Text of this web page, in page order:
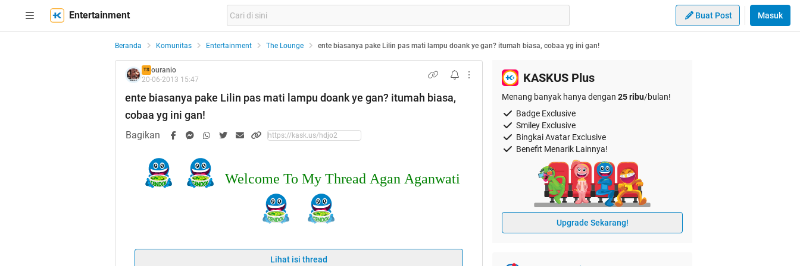
Entertainment Buat Post Masuk
Beranda Komunitas Entertainment The Lounge ente biasanya pake Lilin pas mati lampu doank ye gan? itumah biasa, cobaa yg ini gan!
TS ouranio
20-06-2013 15:47
ente biasanya pake Lilin pas mati lampu doank ye gan? itumah biasa,
cobaa yg ini gan!
Bagikan
Lihat isi thread
KASKUS Plus
Menang banyak hanya dengan 25 ribu/bulan!
Badge Exclusive
Smiley Exclusive
Bingkai Avatar Exclusive
Benefit Menarik Lainnya!
Upgrade Sekarang!